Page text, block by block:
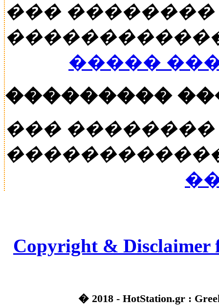
���
�����
���������
���
Copyright & Disclaimer
� 2018 - HotStation.gr :